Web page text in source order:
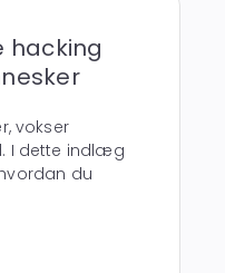
hacking
vokser
I dette indlæg
du